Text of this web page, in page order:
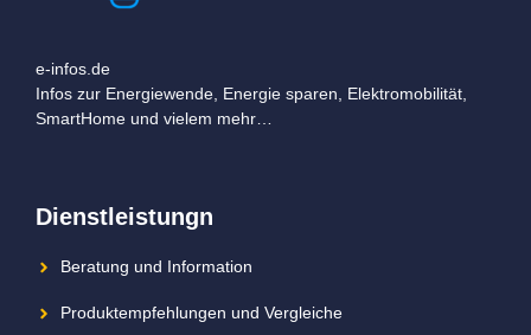
e-infos.de
Infos zur Energiewende, Energie sparen, Elektromobilität,
SmartHome und vielem mehr…
Dienstleistungn
Beratung und Information
Produktempfehlungen und Vergleiche